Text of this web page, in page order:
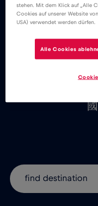
全
stehen. Mit dem Klick auf „Alle
Cookies auf unserer Website
USA) verwendet werden dürfen.
Alle Cookies